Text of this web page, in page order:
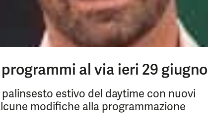
al via ieri 29 giugno
palinsesto estivo del daytime con nuovi
modifiche alla programmazione